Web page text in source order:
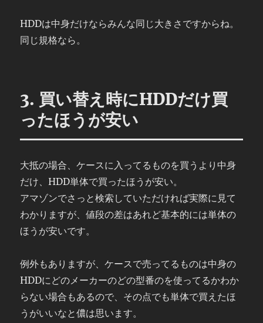
HDDは中身だけならみんな同じ大きさですからね。
同じ規格なら。
3. 買い替え時にHDDだけ買
ったほうが安い
大抵の場合、ケースに入ってるものを買うより中身
だけ、HDD単体で買ったほうが安い。
アマゾンでさっと検索していただければ実際に見て
わかりますが、値段の差はあれど基本的には単体の
ほうが安いです。
例外もありますが、ケースで売ってるものは中身の
HDDにどのメーカーのどの型番のを使ってるかわか
らない場合もあるので、その点でも単体で買えたほ
うがいいなと儂は思います。